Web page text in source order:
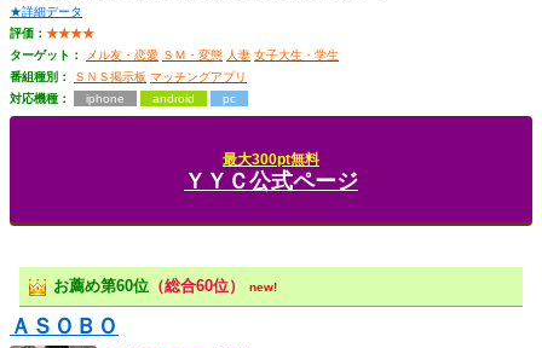
★詳細データ
評価： ★★★★
ターゲット：
メル友・恋愛 ＳＭ・変態 人妻 女子大生・学生
番組種別：
ＳＮＳ掲示板 マッチングアプリ
対応機種：
iphone android pc
最大300pt無料
ＹＹＣ公式ページ
お薦め第60位 （総合60位） new!
ＡＳＯＢＯ